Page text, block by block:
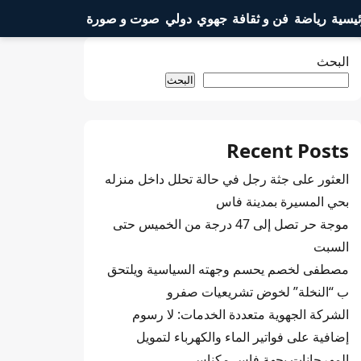
رياضة فن و ثقافة جهوي دولي صوت و صورة
البحث
البحث
Recent Posts
العثور على جثة رجل في حالة تحلل داخل منزله
بحي المسيرة بمدينة فاس
موجة حر تصل إلى 47 درجة من الخميس حتى
السبت
مصطفى لخصم يحسم وجهته السياسية ويلتحق
ب “النخلة” لخوض تشريعيات صفرو
الشركة الجهوية متعددة الخدمات: لا رسوم
إضافية على فواتير الماء والكهرباء لتمويل